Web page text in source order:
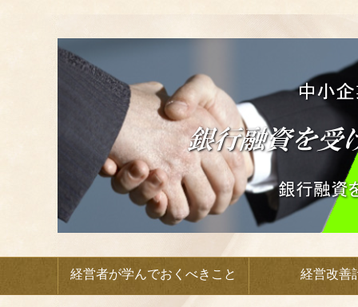
経営者が学んでおくべきこと 経営改善